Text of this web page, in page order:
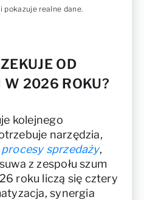
pokazuje realne dane.
OD
W 2026 ROKU?
kolejnego
narzędzia,
sprzedaży,
z zespołu szum
roku liczą się cztery
synergia